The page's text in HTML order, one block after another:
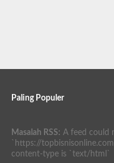
Paling Populer
Masalah RSS: A feed could
`https://
content-type is `text/html`